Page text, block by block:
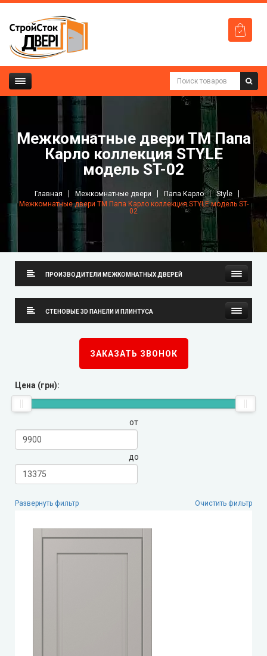
Межкомнатные двери ТМ Папа
Карло коллекция STYLE
модель ST-02
Главная Межкомнатные двери Папа Карло
Style
Межкомнатные двери ТМ Папа Карло коллекция STYLE модель ST-
02
ПРОИЗВОДИТЕЛИ МЕЖКОМНАТНЫХ ДВЕРЕЙ
Neman (Неман)
KORFAD (Корфад)
Korfad Express (Корфад Экспресс)
Terminus (Терминус)
СТЕНОВЫЕ 3D ПАНЕЛИ И ПЛИНТУСА
Стеновые 3D панели
ЗАКАЗАТЬ ЗВОНОК
Цена (грн):
от
до
Развернуть фильтр Очистить фильтр